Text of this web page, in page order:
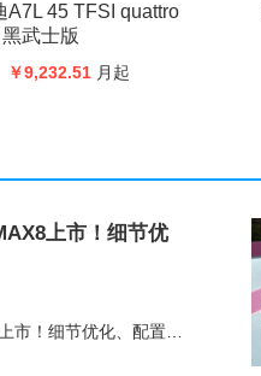
备厢最大容积(L)：
宽度(mm)： 1908
进气形式： 涡轮增压
A7L 45 TFSI quattro
黑武士版
￥9,232.51 月起
上市！细节优
售18.58万起，2023款荣威iMAX8上市！细节优化、配置升级